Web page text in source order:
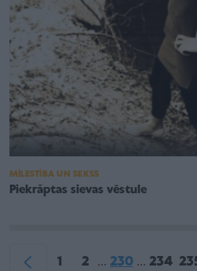
MĪLESTĪBA UN SEKSS
Piekrāptas sievas vēstule
1 2 ... 230 ... 234